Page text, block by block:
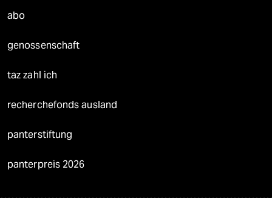
abo
genossenschaft
taz zahl ich
recherchefonds ausland
panterstiftung
panterpreis 2026